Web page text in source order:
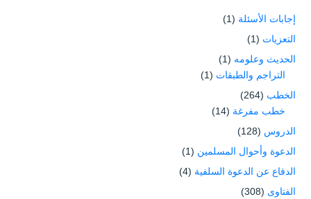
إجابات الأسئلة (1)
التعزيات (1)
الحديث وعلومه (1)
التراجم والطبقات (1)
الخطب (264)
خطب مفرغة (14)
الدروس (128)
الدعوة وأحوال المسلمين (1)
الدفاع عن الدعوة السلفية (4)
الفتاوى (308)